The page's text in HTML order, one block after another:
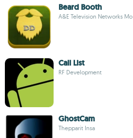
Beard Booth
A&E Television Networks Mo
Call List
RF Development
GhostCam
Thepparit Insa